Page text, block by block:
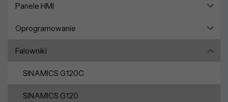
Panele HMI
Oprogramowanie
Falowniki
SINAMICS G120C
SINAMICS G120